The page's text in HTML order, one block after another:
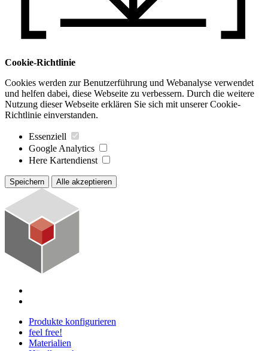
Cookie-Richtlinie
Cookies werden zur Benutzerführung und Webanalyse verwendet
und helfen dabei, diese Webseite zu verbessern. Durch die weitere
Nutzung dieser Webseite erklären Sie sich mit unserer Cookie-
Richtlinie einverstanden.
Essenziell
Google Analytics
Here Kartendienst
Speichern Alle akzeptieren
Produkte konfigurieren
feel free!
Materialien